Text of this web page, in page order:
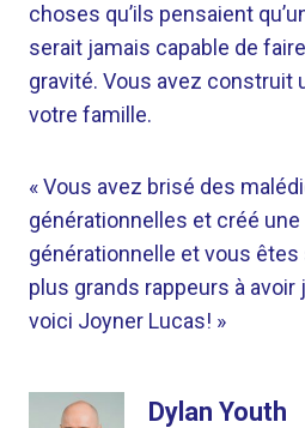
choses qu’ils pensaient
serait jamais capable de
gravité. Vous avez construit
votre famille.
« Vous avez brisé des
générationnelles et créé
générationnelle et vous
plus grands rappeurs à avoir
voici Joyner Lucas! »
Dylan Youth